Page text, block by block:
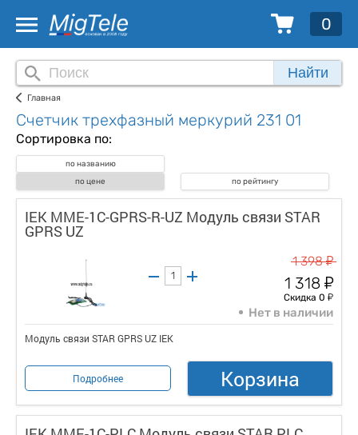
0
Найти
Главная
Счетчик трехфазный меркурий 231 01
Сортировка по:
по названию
по цене
по рейтингу
IEK MME-1C-GPRS-R-UZ Модуль связи STAR
GPRS UZ
1 398у
1 318 у
Скидка 0 у
Нет в наличии
Модуль связи STAR GPRS UZ IEK
Подробнее Корзина